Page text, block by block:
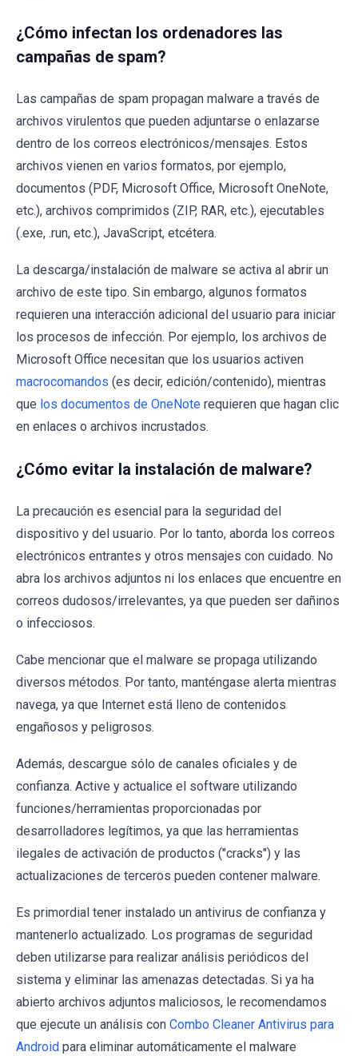
¿Cómo infectan los ordenadores las
campañas de spam?
Las campañas de spam propagan malware a través de
archivos virulentos que pueden adjuntarse o enlazarse
dentro de los correos electrónicos/mensajes. Estos
archivos vienen en varios formatos, por ejemplo,
documentos (PDF, Microsoft Office, Microsoft OneNote,
etc.), archivos comprimidos (ZIP, RAR, etc.), ejecutables
(.exe, .run, etc.), JavaScript, etcétera.
La descarga/instalación de malware se activa al abrir un
archivo de este tipo. Sin embargo, algunos formatos
requieren una interacción adicional del usuario para iniciar
los procesos de infección. Por ejemplo, los archivos de
Microsoft Office necesitan que los usuarios activen
macrocomandos (es decir, edición/contenido), mientras
que los documentos de OneNote requieren que hagan clic
en enlaces o archivos incrustados.
¿Cómo evitar la instalación de malware?
La precaución es esencial para la seguridad del
dispositivo y del usuario. Por lo tanto, aborda los correos
electrónicos entrantes y otros mensajes con cuidado. No
abra los archivos adjuntos ni los enlaces que encuentre en
correos dudosos/irrelevantes, ya que pueden ser dañinos
o infecciosos.
Cabe mencionar que el malware se propaga utilizando
diversos métodos. Por tanto, manténgase alerta mientras
navega, ya que Internet está lleno de contenidos
engañosos y peligrosos.
Además, descargue sólo de canales oficiales y de
confianza. Active y actualice el software utilizando
funciones/herramientas proporcionadas por
desarrolladores legítimos, ya que las herramientas
ilegales de activación de productos ("cracks") y las
actualizaciones de terceros pueden contener malware.
Es primordial tener instalado un antivirus de confianza y
mantenerlo actualizado. Los programas de seguridad
deben utilizarse para realizar análisis periódicos del
sistema y eliminar las amenazas detectadas. Si ya ha
abierto archivos adjuntos maliciosos, le recomendamos
que ejecute un análisis con Combo Cleaner Antivirus para
Android para eliminar automáticamente el malware